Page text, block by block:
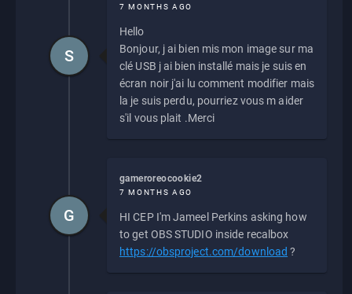
7 MONTHS AGO
Hello
Bonjour, j ai bien mis mon image sur ma
clé USB j ai bien installé mais je suis en
écran noir j'ai lu comment modifier mais
la je suis perdu, pourriez vous m aider
s'il vous plait .Merci
S
gameroreocookie2
7 MONTHS AGO
HI CEP I'm Jameel Perkins asking how
to get OBS STUDIO inside recalbox
https://obsproject.com/download ?
G